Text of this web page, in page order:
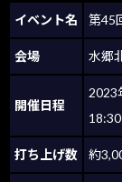
イベント名 第45
会場 水郷
開催日程
2023
打ち上げ数 約